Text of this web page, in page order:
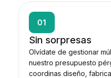
01
Sin sorpresas
Olvídate de gestionar
nuestro presupuesto
coordinas diseño,